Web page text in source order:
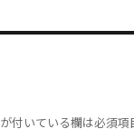
が付いている欄は必須項